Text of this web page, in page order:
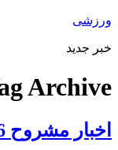
ورزشی
خبر جدید
Archive:
اخبار مشروح 16 شنبه 15 آبان